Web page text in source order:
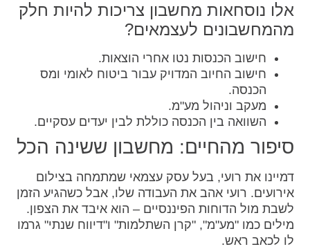
אלו נוסחאות מחשבון צריכות להיות חלק
מהמחשבונים לעצמאים?
חישוב הכנסות נטו אחרי הוצאות.
חישוב החיוב המדויק עבור ביטוח לאומי ומס
הכנסה.
מעקב וניהול מע"מ.
השוואה בין הכנסה כוללת לבין יעדים עסקיים.
סיפור מהחיים: מחשבון ששינה הכל
דמיינו את רועי, בעל עסק עצמאי שמתמחה בצילום
אירועים. רועי אהב את העבודה שלו, אבל כשהגיע הזמן
לשבת מול הדוחות הפיננסיים – הוא איבד את הצפון.
מילים כמו "מע"מ", "קרן השתלמות" ו"דיווח שנתי" גרמו
לו לכאב ראש.